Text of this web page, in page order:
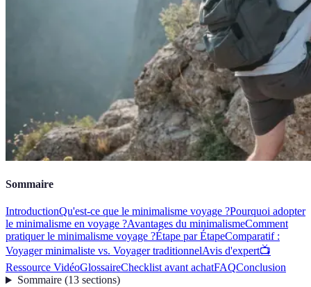
Sommaire
IntroductionQu'est-ce que le minimalisme voyage ?Pourquoi adopter
le minimalisme en voyage ?Avantages du minimalismeComment
pratiquer le minimalisme voyage ?Étape par ÉtapeComparatif :
Voyager minimaliste vs. Voyager traditionnelAvis d'expert📺
Ressource VidéoGlossaireChecklist avant achatFAQConclusion
Sommaire(13 sections)